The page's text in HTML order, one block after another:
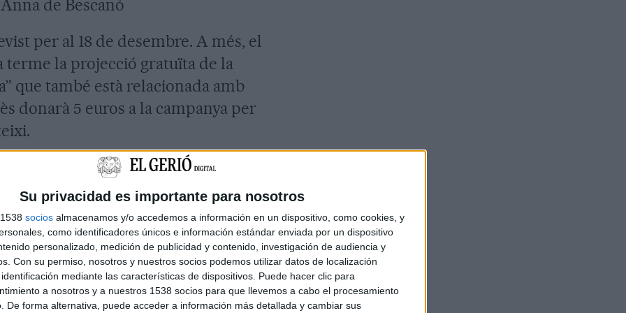
Su privacidad es importante para nosotros
socios almacenamos y/o accedemos a información en un dispositivo, como cookies, y
como identificadores únicos e información estándar enviada por un dispositivo
personalizado, medición de publicidad y contenido, investigación de audiencia y
Con su permiso, nosotros y nuestros socios podemos utilizar datos de localización
mediante las características de dispositivos. Puede hacer clic para
a nosotros y a nuestros 1538 socios para que llevemos a cabo el procesamiento
De forma alternativa, puede acceder a información más detallada y cambiar sus
de Bescanó
per al 18 de desembre. A més, el
terme la projecció gratuïta de la
que també està relacionada amb
donarà 5 euros a la campanya per
cullera, poma”
de la campanya solidària de
benèfica, el 20 de desembre
de l’Espai Gironès, de la
poma”. A l’acte es comptarà amb la
Bosch (nominat als Oscars
filla de Pasqual Maragall i